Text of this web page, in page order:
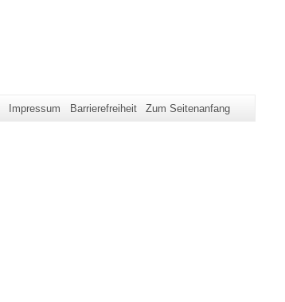
Impressum Barrierefreiheit Zum Seitenanfang